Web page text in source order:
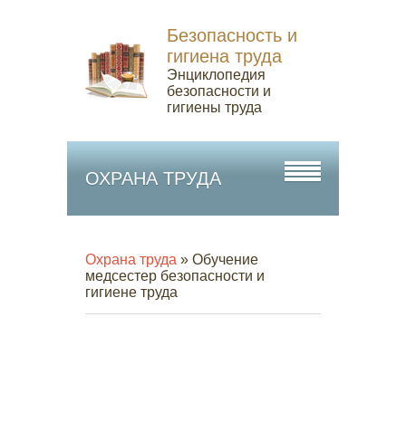
Безопасность и
гигиена труда
Энциклопедия
безопасности и
гигиены труда
ОХРАНА ТРУДА
Охрана труда » Обучение
медсестер безопасности и
гигиене труда